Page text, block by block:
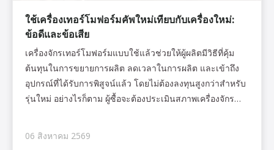
ใช้เครื่องเทอร์โมฟอร์มคัพใหม่เทียบกับเครื่องใหม่:
ข้อดีและข้อเสีย
เครื่องจักรเทอร์โมฟอร์มแบบใช้แล้วช่วยให้ผู้ผลิตมีวิธีที่คุ้ม
ต้นทุนในการขยายการผลิต ลดเวลาในการผลิต และเข้าถึง
อุปกรณ์ที่ได้รับการพิสูจน์แล้ว โดยไม่ต้องลงทุนสูงกว่าสำหรับ
รุ่นใหม่ อย่างไรก็ตาม ผู้ซื้อจะต้องประเมินสภาพเครื่องจักร
06 สิงหาคม 2569